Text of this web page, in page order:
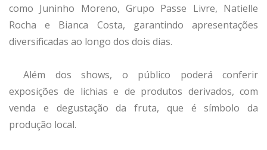
como Juninho Moreno, Grupo Passe Livre, Natielle
Rocha e Bianca Costa, garantindo apresentações
diversificadas ao longo dos dois dias.
Além dos shows, o público poderá conferir
exposições de lichias e de produtos derivados, com
venda e degustação da fruta, que é símbolo da
produção local.